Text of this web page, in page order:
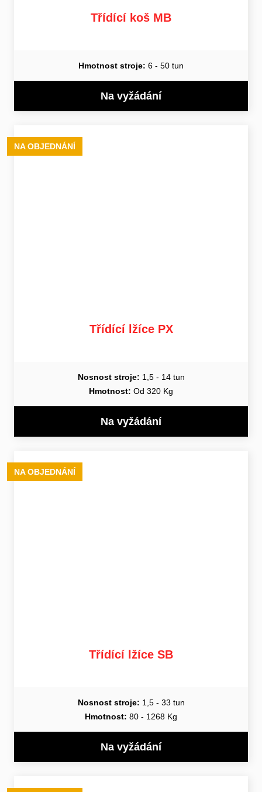
Třídící koš MB
Hmotnost stroje: 6 - 50 tun
Na vyžádání
NA OBJEDNÁNÍ
Třídící lžíce PX
Nosnost stroje: 1,5 - 14 tun
Hmotnost: Od 320 Kg
Na vyžádání
NA OBJEDNÁNÍ
Třídící lžíce SB
Nosnost stroje: 1,5 - 33 tun
Hmotnost: 80 - 1268 Kg
Na vyžádání